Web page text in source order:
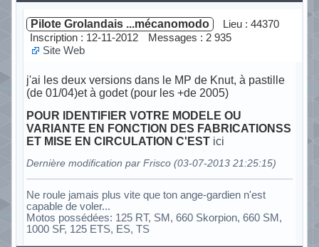
Pilote Grolandais ...mécanomodo
Lieu : 44370
Inscription : 12-11-2012
Messages : 2 935
Site Web
j'ai les deux versions dans le MP de Knut, à pastille
(de 01/04)et à godet (pour les +de 2005)
POUR IDENTIFIER VOTRE MODELE OU
VARIANTE EN FONCTION DES FABRICATIONSS
ET MISE EN CIRCULATION C'EST ici
Dernière modification par Frisco (03-07-2013 21:25:15)
Ne roule jamais plus vite que ton ange-gardien n'est
capable de voler...
Motos possédées: 125 RT, SM, 660 Skorpion, 660 SM,
1000 SF, 125 ETS, ES, TS